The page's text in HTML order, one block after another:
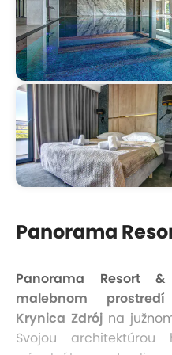
Panorama
Panorama Resort
malebnom
Krynica Zdrójna
Svojou